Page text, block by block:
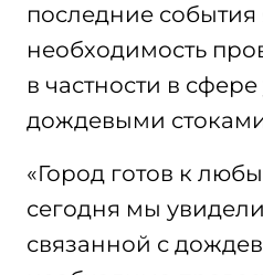
последние события
необходимость
в частности в
дождевыми
«Город готов к
сегодня мы
связанной с